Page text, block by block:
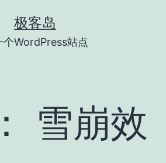
极客岛
个WordPress站点
雪崩效